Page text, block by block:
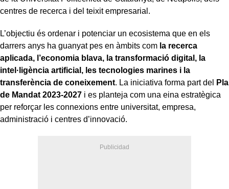
centres de recerca i del teixit empresarial.
L’objectiu és ordenar i potenciar un ecosistema que en els
darrers anys ha guanyat pes en àmbits com la recerca
aplicada, l’economia blava, la transformació digital, la
intel·ligència artificial, les tecnologies marines i la
transferència de coneixement. La iniciativa forma part del
Pla
de Mandat 2023-2027 i es planteja com una eina estratègica
per reforçar les connexions entre universitat, empresa,
administració i centres d’innovació.